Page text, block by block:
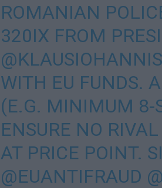
ROMANIAN
320IX FROM
@KLAUSIOHANNIS
WITH EU FUNDS.
(E.G. MINIMUM 8-
ENSURE NO
AT PRICE POINT.
@EUANTIFRAUD